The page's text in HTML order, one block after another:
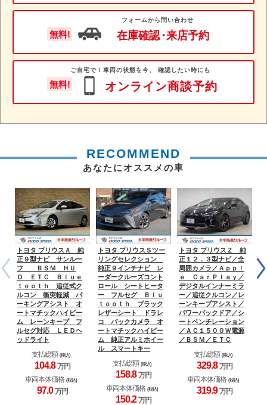
無料!
フォームから問い合わせ
在庫確認・来店予約
無料!
ご自宅で！車両の状態を今、 確認したい時にも
オンライン商談予約
RECOMMEND
あなたにオススメの車
トヨタ プリウスＡ 純
正９型ナビ サンルー
フ ＢＳＭ ＨＵ
Ｄ ＥＴＣ Ｂｌｕｅ
ｔｏｏｔｈ 追従式ク
ルコン 衝突軽減 パ
ーキングアシスト オ
ートマチックハイビー
ム レーンキープ フ
ルセグ対応 ＬＥＤヘ
ッドライト
支払総額 (税込)
104.8 万円
車両本体価格 (税込)
97.0 万円
トヨタ プリウスＳツー
リングセレクション
純正９インチナビ レ
ーダークルーズコント
ロール シートヒータ
ー フルセグ Ｂｌｕ
ｔｏｏｔｈ ブラック
レザーシート ドラレ
コ バックカメラ オ
ートマチックハイビー
ム 純正アルミホイー
ル スマートキー
支払総額 (税込)
158.8 万円
車両本体価格 (税込)
150.2 万円
トヨタ プリウスＺ 純
正１２．３型ナビ／全
周囲カメラ／Ａｐｐｌ
ｅ ＣａｒＰｌａｙ／
デジタルインナーミラ
ー／追従クルコン／レ
ーンキープアシスト／
パワーバックドア／シ
ートベンチレーション
／ＡＣ１５００Ｗ電源
／ＢＳＭ／ＥＴＣ
支払総額 (税込)
329.8 万円
車両本体価格 (税込)
319.9 万円